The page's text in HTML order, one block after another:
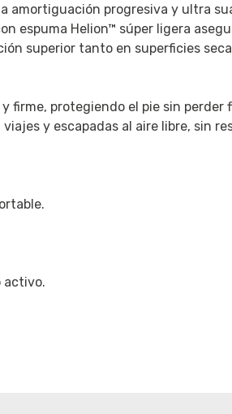
amortiguación progresiva y ultra
espuma Helion™ súper ligera
superior tanto en superficies
protegiendo el pie sin perder
y escapadas al aire libre, sin
activo.